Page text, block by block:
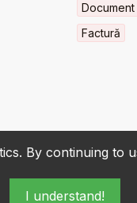
By continuing to
I understand!
Document
Factură